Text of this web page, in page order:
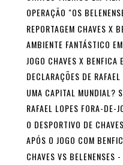
OPERAÇÃO "OS
REPORTAGEM CHAVES X
AMBIENTE FANTÁSTICO
JOGO CHAVES X BENFICA
DECLARAÇÕES DE
UMA CAPITAL MUNDIAL?
RAFAEL LOPES FORA-DE-
O DESPORTIVO DE
APÓS O JOGO COM
CHAVES VS BELENENSES